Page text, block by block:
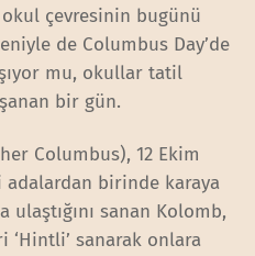
çevresinin bugünü
de Columbus Day’de
mu, okullar tatil
bir gün.
Columbus), 12 Ekim
adalardan birinde karaya
ulaştığını sanan Kolomb,
‘Hintli’ sanarak onlara